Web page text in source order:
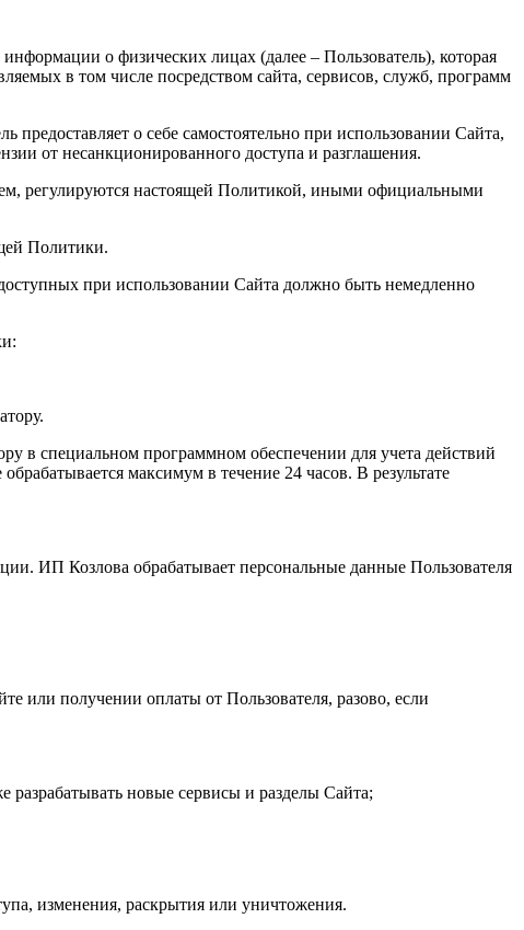
о физических лицах (далее – Пользователь), которая
в том числе посредством сайта, сервисов, служб, программ
о себе самостоятельно при использовании Сайта,
от несанкционированного доступа и разглашения.
регулируются настоящей Политикой, иными официальными
Политики.
при использовании Сайта должно быть немедленно
в специальном программном обеспечении для учета действий
максимум в течение 24 часов. В результате
ИП Козловa обрабатывает персональные данные Пользователя
или получении оплаты от Пользователя, разово, если
новые сервисы и разделы Сайта;
изменения, раскрытия или уничтожения.